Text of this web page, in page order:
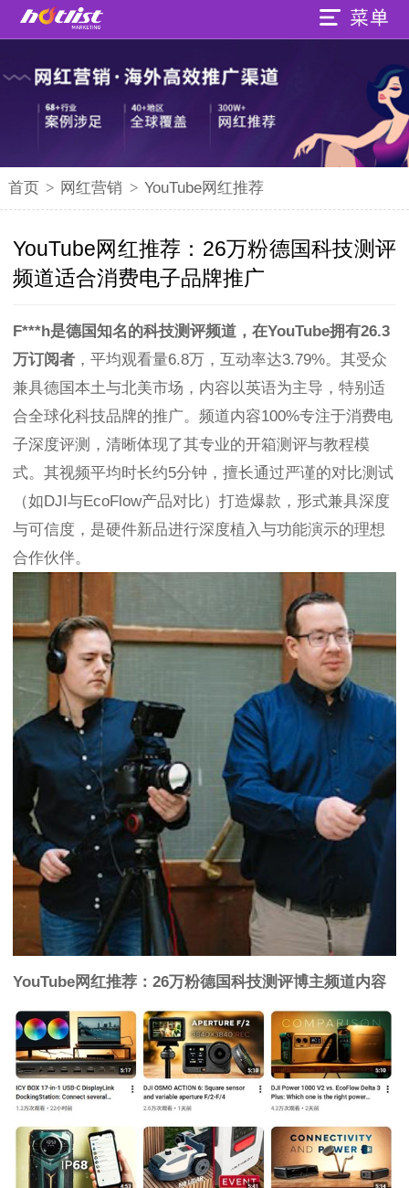
首页 > 网红营销 > YouTube网红推荐
YouTube网红推荐：26万粉德国科技测评
频道适合消费电子品牌推广
F***h是德国知名的科技测评频道，在YouTube拥有26.3
万订阅者 ，平均观看量6.8万，互动率达3.79%。其受众
兼具德国本土与北美市场，内容以英语为主导，特别适
合全球化科技品牌的推广。频道内容100%专注于消费电
子深度评测，清晰体现了其专业的开箱测评与教程模
式。其视频平均时长约5分钟，擅长通过严谨的对比测试
（如DJI与EcoFlow产品对比）打造爆款，形式兼具深度
与可信度，是硬件新品进行深度植入与功能演示的理想
合作伙伴。
YouTube网红推荐：26万粉德国科技测评博主频道内容